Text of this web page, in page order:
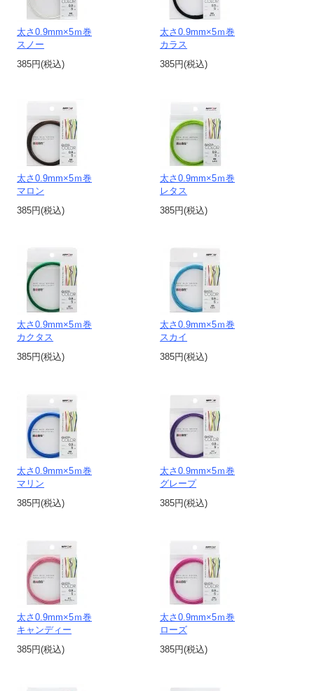
太さ0.9mm×5ｍ巻
スノー
385円(税込)
太さ0.9mm×5ｍ巻
カラス
385円(税込)
太さ0.9mm×5ｍ巻
マロン
385円(税込)
太さ0.9mm×5ｍ巻
レタス
385円(税込)
太さ0.9mm×5ｍ巻
カクタス
385円(税込)
太さ0.9mm×5ｍ巻
スカイ
385円(税込)
太さ0.9mm×5ｍ巻
マリン
385円(税込)
太さ0.9mm×5ｍ巻
グレープ
385円(税込)
太さ0.9mm×5ｍ巻
キャンディー
385円(税込)
太さ0.9mm×5ｍ巻
ローズ
385円(税込)